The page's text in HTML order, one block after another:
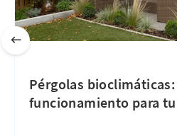
Pérgolas
funcionamiento para